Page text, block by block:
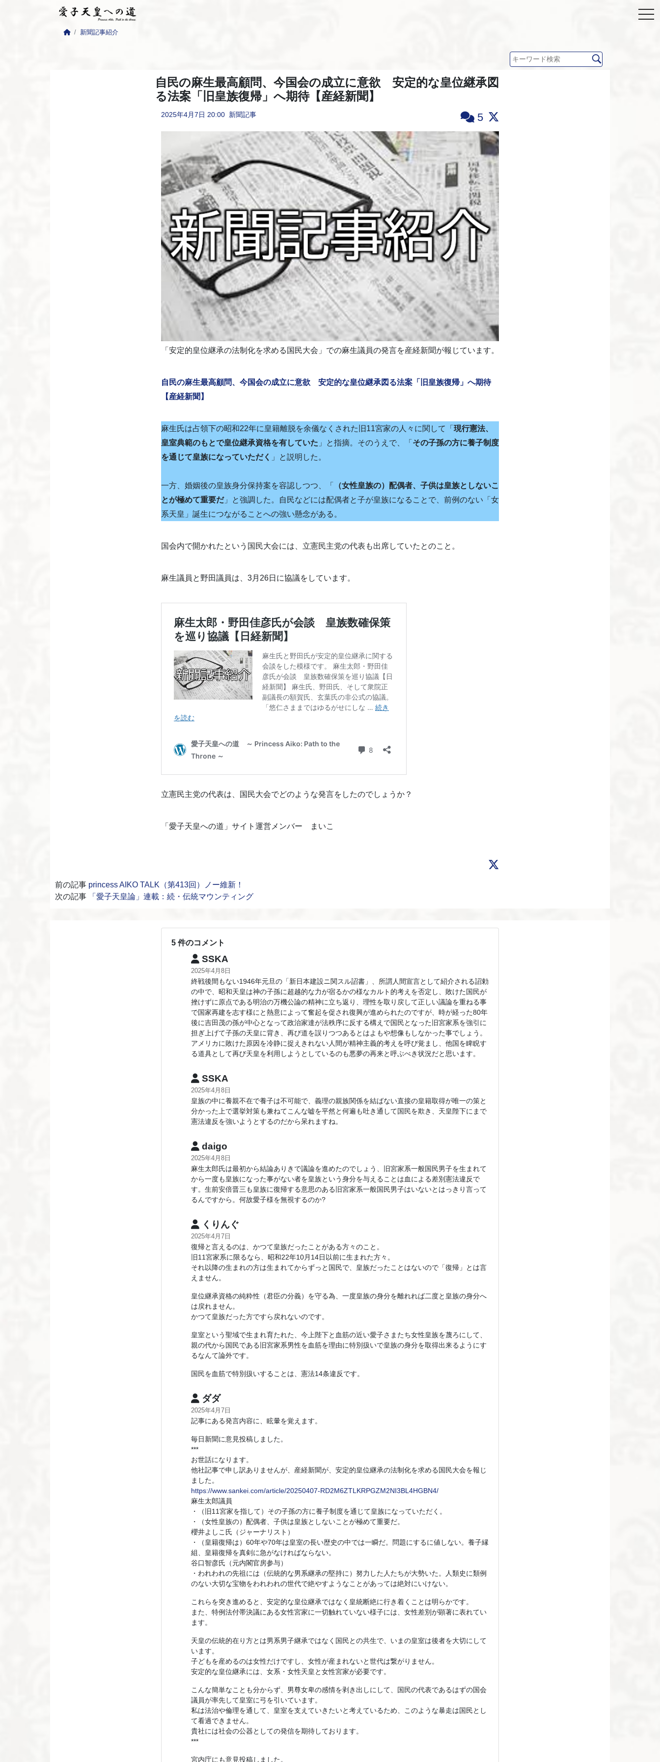
新聞記事紹介
自民の麻生最高顧問、今国会の成立に意欲 安定的な皇位継承図
る法案「旧皇族復帰」へ期待【産経新聞】
2025年4月7日 20:00 新聞記事 5
「安定的皇位継承の法制化を求める国民大会」での麻生議員の発言を産経新聞が報じています。
自民の麻生最高顧問、今国会の成立に意欲 安定的な皇位継承図る法案「旧皇族復帰」へ期待
【産経新聞】
麻生氏は占領下の昭和22年に皇籍離脱を余儀なくされた旧11宮家の人々に関して「 現行憲法、
皇室典範のもとで皇位継承資格を有していた 」と指摘。そのうえで、「 その子孫の方に養子制度
を通じて皇族になっていただく 」と説明した。
一方、婚姻後の皇族身分保持案を容認しつつ、「
（女性皇族の）配偶者、子供は皇族としないこ
とが極めて重要だ」と強調した。自民などには配偶者と子が皇族になることで、前例のない「女
系天皇」誕生につながることへの強い懸念がある。
国会内で開かれたという国民大会には、立憲民主党の代表も出席していたとのこと。
麻生議員と野田議員は、3月26日に協議をしています。
立憲民主党の代表は、国民大会でどのような発言をしたのでしょうか？
「愛子天皇への道」サイト運営メンバー まいこ
前の記事 princess AIKO TALK（第413回）ノー維新！
次の記事
「愛子天皇論」連載：続・伝統マウンティング
5 件のコメント
SSKA
2025年4月8日
終戦後間もない1946年元旦の「新日本建設ニ関スル詔書」、所謂人間宣言として紹介される詔勅
の中で、昭和天皇は神の子孫に超越的な力が宿るかの様なカルト的考えを否定し、敗けた国民が
挫けずに原点である明治の万機公論の精神に立ち返り、理性を取り戻して正しい議論を重ねる事
で国家再建を志す様にと熱意によって奮起を促され復興が進められたのですが、時が経った80年
後に吉田茂の孫が中心となって政治家達が法秩序に反する構えで国民となった旧宮家系を強引に
担ぎ上げて子孫の天皇に背き、再び道を誤りつつあるとはよもや想像もしなかった事でしょう。
アメリカに敗けた原因を冷静に捉えきれない人間が精神主義的考えを呼び覚まし、他国を睥睨す
る道具として再び天皇を利用しようとしているのも悪夢の再来と呼ぶべき状況だと思います。
SSKA
2025年4月8日
皇族の中に養親不在で養子は不可能で、義理の親族関係を結ばない直接の皇籍取得が唯一の策と
分かった上で選挙対策も兼ねてこんな嘘を平然と何遍も吐き通して国民を欺き、天皇陛下にまで
憲法違反を強いようとするのだから呆れますね。
daigo
2025年4月8日
麻生太郎氏は最初から結論ありきで議論を進めたのでしょう、旧宮家系一般国民男子を生まれて
から一度も皇族になった事がない者を皇族という身分を与えることは血による差別憲法違反で
す。生前安倍晋三も皇族に復帰する意思のある旧宮家系一般国民男子はいないとはっきり言って
るんですから。何故愛子様を無視するのか?
くりんぐ
2025年4月7日
復帰と言えるのは、かつて皇族だったことがある方々のこと。
旧11宮家系に限るなら、昭和22年10月14日以前に生まれた方々。
それ以降の生まれの方は生まれてからずっと国民で、皇族だったことはないので「復帰」とは言
えません。
皇位継承資格の純粋性（君臣の分義）を守る為、一度皇族の身分を離れれば二度と皇族の身分へ
は戻れません。
かつて皇族だった方ですら戻れないのです。
皇室という聖域で生まれ育たれた、今上陛下と血筋の近い愛子さまたち女性皇族を蔑ろにして、
親の代から国民である旧宮家系男性を血筋を理由に特別扱いで皇族の身分を取得出来るようにす
るなんて論外です。
国民を血筋で特別扱いすることは、憲法14条違反です。
ダダ
2025年4月7日
記事にある発言内容に、眩暈を覚えます。
毎日新聞に意見投稿しました。
***
お世話になります。
他社記事で申し訳ありませんが、産経新聞が、安定的皇位継承の法制化を求める国民大会を報じ
ました。
https://www.sankei.com/article/20250407-RD2M6ZTLKRPGZM2NI3BL4HGBN4/
麻生太郎議員
・（旧11宮家を指して）その子孫の方に養子制度を通じて皇族になっていただく。
・（女性皇族の）配偶者、子供は皇族としないことが極めて重要だ。
櫻井よしこ氏（ジャーナリスト）
・（皇籍復帰は）60年や70年は皇室の長い歴史の中では一瞬だ。問題にするに値しない。養子縁
組、皇籍復帰を真剣に急がなければならない。
谷口智彦氏（元内閣官房参与）
・われわれの先祖には（伝統的な男系継承の堅持に）努力した人たちが大勢いた。人類史に類例
のない大切な宝物をわれわれの世代で絶やすようなことがあっては絶対にいけない。
これらを突き進めると、安定的な皇位継承ではなく皇統断絶に行き着くことは明らかです。
また、特例法付帯決議にある女性宮家に一切触れていない様子には、女性差別が顕著に表れてい
ます。
天皇の伝統的在り方とは男系男子継承ではなく国民との共生で、いまの皇室は後者を大切にして
います。
子どもを産めるのは女性だけですし、女性が産まれないと世代は繋がりません。
安定的な皇位継承には、女系・女性天皇と女性宮家が必要です。
こんな簡単なことも分からず、男尊女卑の感情を剥き出しにして、国民の代表であるはずの国会
議員が率先して皇室に弓を引いています。
私は法治や倫理を通して、皇室を支えていきたいと考えているため、このような暴走は国民とし
て看過できません。
貴社には社会の公器としての発信を期待しております。
***
宮内庁にも意見投稿しました。